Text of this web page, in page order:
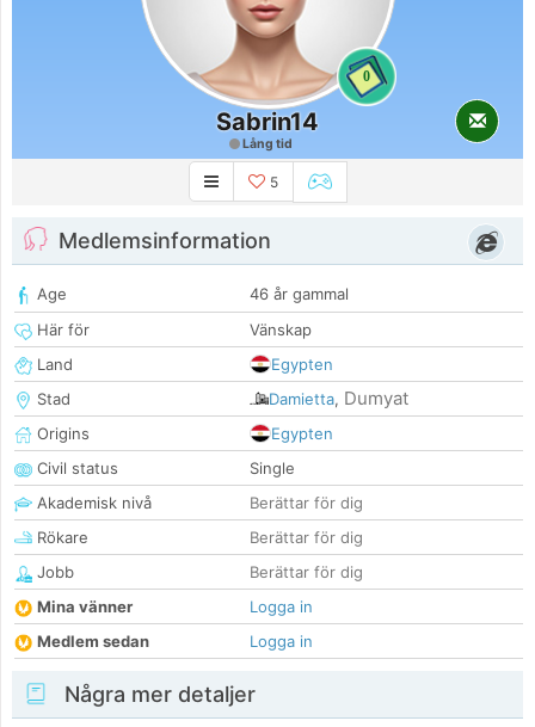
0
Sabrin14
Lång tid
5
Medlemsinformation
Age
46 år gammal
Här för
Vänskap
Land
Egypten
Stad
Damietta, Dumyat
Origins
Egypten
Civil status
Single
Akademisk nivå
Berättar för dig
Rökare
Berättar för dig
Jobb
Berättar för dig
Mina vänner
Logga in
Medlem sedan
Logga in
Några mer detaljer